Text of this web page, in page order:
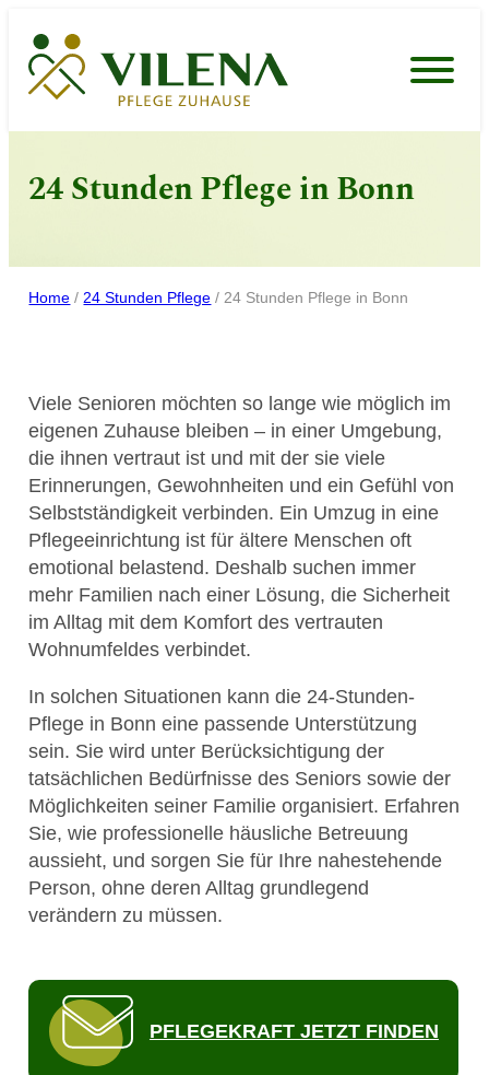
Inhalt
springen
24 Stunden Pflege in Bonn
Home / 24 Stunden Pflege / 24 Stunden Pflege in Bonn
Viele Senioren möchten so lange wie möglich im
eigenen Zuhause bleiben – in einer Umgebung,
die ihnen vertraut ist und mit der sie viele
Erinnerungen, Gewohnheiten und ein Gefühl von
Selbstständigkeit verbinden. Ein Umzug in eine
Pflegeeinrichtung ist für ältere Menschen oft
emotional belastend. Deshalb suchen immer
mehr Familien nach einer Lösung, die Sicherheit
im Alltag mit dem Komfort des vertrauten
Wohnumfeldes verbindet.
In solchen Situationen kann die 24-Stunden-
Pflege in Bonn eine passende Unterstützung
sein. Sie wird unter Berücksichtigung der
tatsächlichen Bedürfnisse des Seniors sowie der
Möglichkeiten seiner Familie organisiert. Erfahren
Sie, wie professionelle häusliche Betreuung
aussieht, und sorgen Sie für Ihre nahestehende
Person, ohne deren Alltag grundlegend
verändern zu müssen.
PFLEGEKRAFT JETZT FINDEN